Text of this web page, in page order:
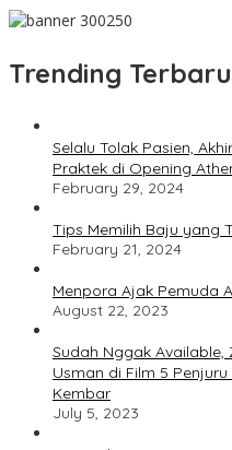
Trending Terbaru
Selalu Tolak Pasien,
Praktek di Opening
February 29, 2024
Tips Memilih Baju yang
February 21, 2024
Menpora Ajak Pemuda
August 22, 2023
Sudah Nggak Available,
Usman di Film 5
Kembar
July 5, 2023